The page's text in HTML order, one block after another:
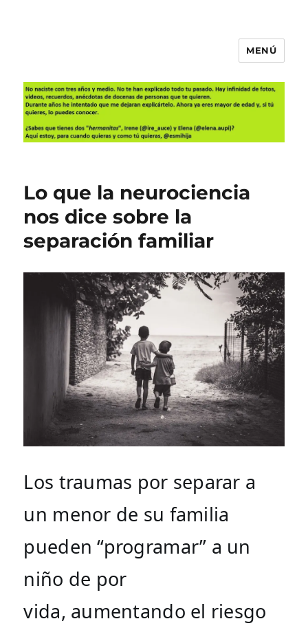
MENÚ
Lo que la neurociencia
nos dice sobre la
separación familiar
Los traumas por separar a
un menor de su familia
pueden “programar” a un
niño de por
vida, aumentando el riesgo